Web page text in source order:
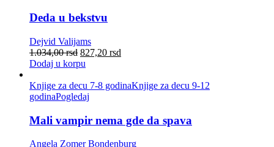
Deda u bekstvu
Dejvid Valijams
1.034,00rsd 827,20 rsd
Dodaj u korpu
Knjige za decu 7-8 godinaKnjige za decu 9-12
godinaPogledaj
Mali vampir nema gde da spava
Angela Zomer Bondenburg